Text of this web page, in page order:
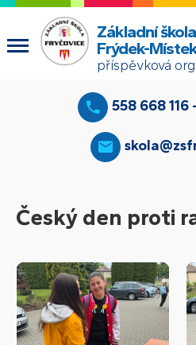
Základní
Frýdek-
příspěvková
558 668
Český den proti